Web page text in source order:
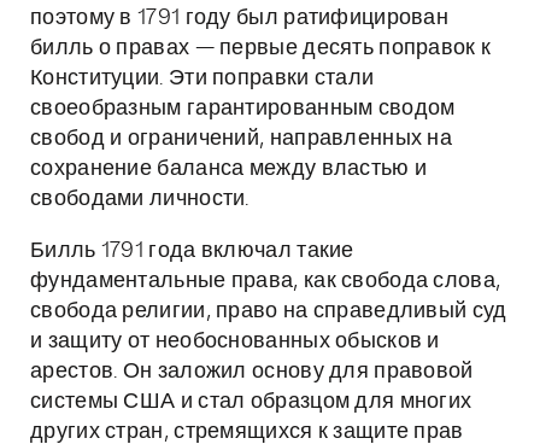
поэтому в 1791 году был ратифицирован
билль о правах — первые десять поправок к
Конституции. Эти поправки стали
своеобразным гарантированным сводом
свобод и ограничений, направленных на
сохранение баланса между властью и
свободами личности.
Билль 1791 года включал такие
фундаментальные права, как свобода слова,
свобода религии, право на справедливый суд
и защиту от необоснованных обысков и
арестов. Он заложил основу для правовой
системы США и стал образцом для многих
других стран, стремящихся к защите прав